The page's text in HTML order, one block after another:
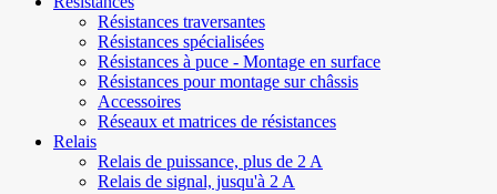
Résistances traversantes
Résistances spécialisées
Résistances à puce - Montage en surface
Résistances pour montage sur châssis
Accessoires
Réseaux et matrices de résistances
Relais
Relais de puissance, plus de 2 A
Relais de signal, jusqu'à 2 A